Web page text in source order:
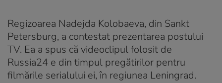
Regizoarea Nadejda Kolobaeva, din Sankt
Petersburg, a contestat prezentarea postului
TV. Ea a spus că videoclipul folosit de
Russia24 e din timpul pregătirilor pentru
filmările serialului ei, în regiunea Leningrad.